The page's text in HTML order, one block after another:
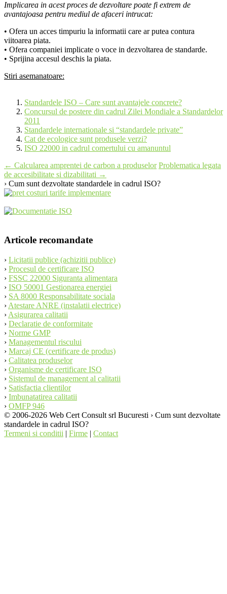
Implicarea in acest proces de dezvoltare poate fi extrem de
avantajoasa pentru mediul de afaceri intrucat:
• Ofera un acces timpuriu la informatii care ar putea contura
viitoarea piata.
• Ofera companiei implicate o voce in dezvoltarea de standarde.
• Sprijina accesul deschis la piata.
Stiri asemanatoare:
Standardele ISO – Care sunt avantajele concrete?
Concursul de postere din cadrul Zilei Mondiale a Standardelor
2011
Standardele internationale si “standardele private”
Cat de ecologice sunt produsele verzi?
ISO 22000 in cadrul comertului cu amanuntul
Post
navigation
← Calcularea amprentei de carbon a produselor Problematica legata
de accesibilitate si dizabilitati →
› Cum sunt dezvoltate standardele in cadrul ISO?
Articole recomandate
› Licitatii publice (achizitii publice)
› Procesul de certificare ISO
› FSSC 22000 Siguranta alimentara
› ISO 50001 Gestionarea energiei
› SA 8000 Responsabilitate sociala
› Atestare ANRE (instalatii electrice)
› Asigurarea calitatii
› Declaratie de conformitate
› Norme GMP
› Managementul riscului
› Marcaj CE (certificare de produs)
› Calitatea produselor
› Organisme de certificare ISO
› Sistemul de management al calitatii
› Satisfactia clientilor
› Imbunatatirea calitatii
› OMFP 946
© 2006-2026 Web Cert Consult srl Bucuresti › Cum sunt dezvoltate
standardele in cadrul ISO?
Termeni si conditii | Firme | Contact